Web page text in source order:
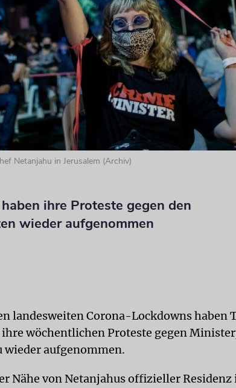
Netanjahu in Jerusalem (Archiv)
ihre Proteste gegen den
wieder aufgenommen
landesweiten Corona-Lockdowns haben
ihre wöchentlichen Proteste gegen
aufgenommen.
Nähe von Netanjahus offizieller Residenz